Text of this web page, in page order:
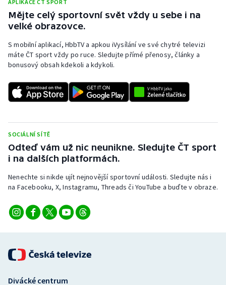
APLIKACE ČT SPORT
Mějte celý sportovní svět vždy u sebe i na
velké obrazovce.
S mobilní aplikací, HbbTV a apkou iVysílání ve své chytré televizi
máte ČT sport vždy po ruce. Sledujte přímé přenosy, články a
bonusový obsah kdekoli a kdykoli.
SOCIÁLNÍ SÍTĚ
Odteď vám už nic neunikne. Sledujte ČT sport
i na dalších platformách.
Nenechte si nikde ujít nejnovější sportovní události. Sledujte nás i
na Facebooku, X, Instagramu, Threads či YouTube a buďte v obraze.
Divácké centrum